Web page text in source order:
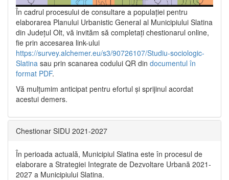
În cadrul procesului de consultare a populaţiei pentru
elaborarea Planului Urbanistic General al Municipiului Slatina
din Județul Olt, vă invităm să completați chestionarul online,
fie prin accesarea link-ului
https://survey.alchemer.eu/s3/90726107/Studiu-sociologic-
Slatina sau prin scanarea codului QR din documentul în
format PDF.
Vă mulţumim anticipat pentru efortul şi sprijinul acordat
acestui demers.
Chestionar SIDU 2021-2027
În perioada actuală, Municipiul Slatina este în procesul de
elaborare a Strategiei Integrate de Dezvoltare Urbană 2021‐
2027 a Municipiului Slatina.